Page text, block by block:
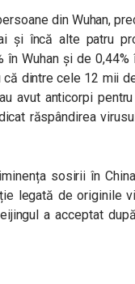
din Wuhan,
și încă alte patru
Wuhan și de 0,44%
că dintre cele 12 mii
avut anticorpi
răspândirea
sosirii în
legată de originile
a acceptat